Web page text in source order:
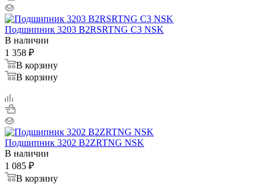
Подшипник 3203 B2RSRTNG С3 NSK
В наличии
1 358 ₽
В корзину
В корзину
Подшипник 3202 B2ZRTNG NSK
В наличии
1 085 ₽
В корзину